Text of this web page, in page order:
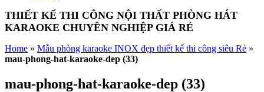
THIẾT KẾ THI CÔNG NỘI THẤT PHÒNG HÁT
KARAOKE CHUYÊN NGHIỆP GIÁ RẺ
Home » Mẫu phòng karaoke INOX đẹp thiết kế thi công siêu Rẻ »
mau-phong-hat-karaoke-dep (33)
mau-phong-hat-karaoke-dep (33)